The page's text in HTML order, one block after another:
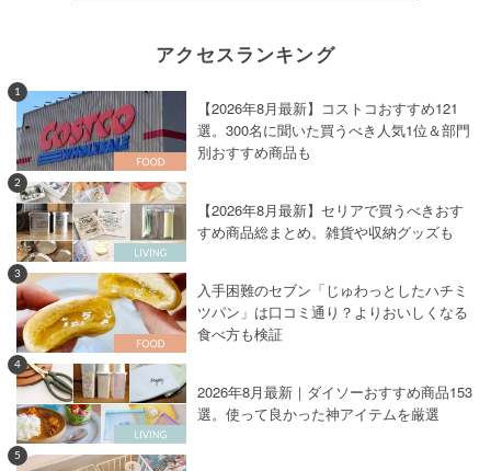
アクセスランキング
1
【2026年8月最新】コストコおすすめ121
選。300名に聞いた買うべき人気1位＆部門
別おすすめ商品も
2
【2026年8月最新】セリアで買うべきおす
すめ商品総まとめ。雑貨や収納グッズも
3
入手困難のセブン「じゅわっとしたハチミ
ツパン」は口コミ通り？よりおいしくなる
食べ方も検証
4
2026年8月最新｜ダイソーおすすめ商品153
選。使って良かった神アイテムを厳選
5